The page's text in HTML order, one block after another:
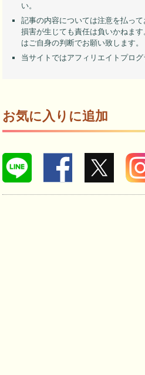
い。
記事の内容については注意を払っ
損害が生じても責任は負いかねま
はご自身の判断でお願い致します。
当サイトではアフィリエイトプログ
お気に入りに追加